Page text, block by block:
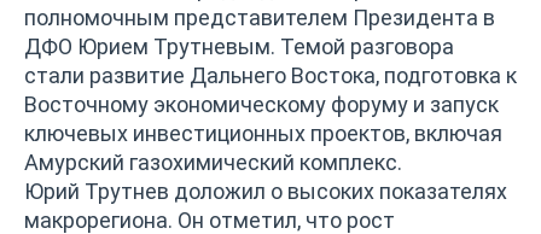
полномочным представителем Президента в
ДФО Юрием Трутневым. Темой разговора
стали развитие Дальнего Востока, подготовка к
Восточному экономическому форуму и запуск
ключевых инвестиционных проектов, включая
Амурский газохимический комплекс.
Юрий Трутнев доложил о высоких показателях
макрорегиона. Он отметил, что рост